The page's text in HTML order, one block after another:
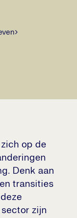
›
zich op de
Denk aan
transities
zijn